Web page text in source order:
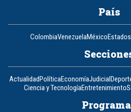
País
ColombiaVenezuelaMéxico
ActualidadPolíticaEconomíaJudicial
Ciencia y TecnologíaEntretenimiento